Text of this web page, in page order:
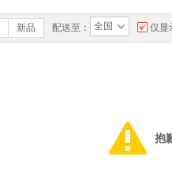
新品 配送至： 全国 仅显
抱